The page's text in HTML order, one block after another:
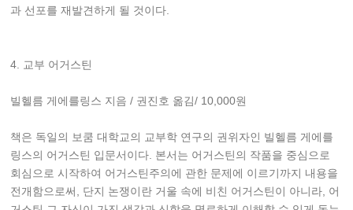
과 선포를 재발견하게 될 것이다.
4. 교부 어거스틴
빌헬름 게에를링스 지음 / 권진호 옮김/ 10,000원
책은 독일의 보쿰 대학교의 교부학 연구의 권위자인 빌헬름 게에를
링스의 어거스틴 입문서이다. 본서는 어거스틴의 작품을 중심으로
회심으로 시작하여 어거스틴주의에 관한 문제에 이르기까지 내용을
전개함으로써, 단지 논쟁이란 거울 속에 비친 어거스틴이 아니라, 어